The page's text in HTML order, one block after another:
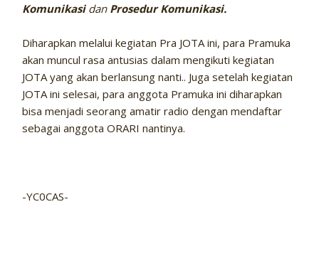
Komunikasidan Prosedur Komunikasi.
Diharapkan melalui kegiatan Pra JOTA ini, para Pramuka
akan muncul rasa antusias dalam mengikuti kegiatan
JOTA yang akan berlansung nanti.. Juga setelah kegiatan
JOTA ini selesai, para anggota Pramuka ini diharapkan
bisa menjadi seorang amatir radio dengan mendaftar
sebagai anggota ORARI nantinya.
-YC0CAS-